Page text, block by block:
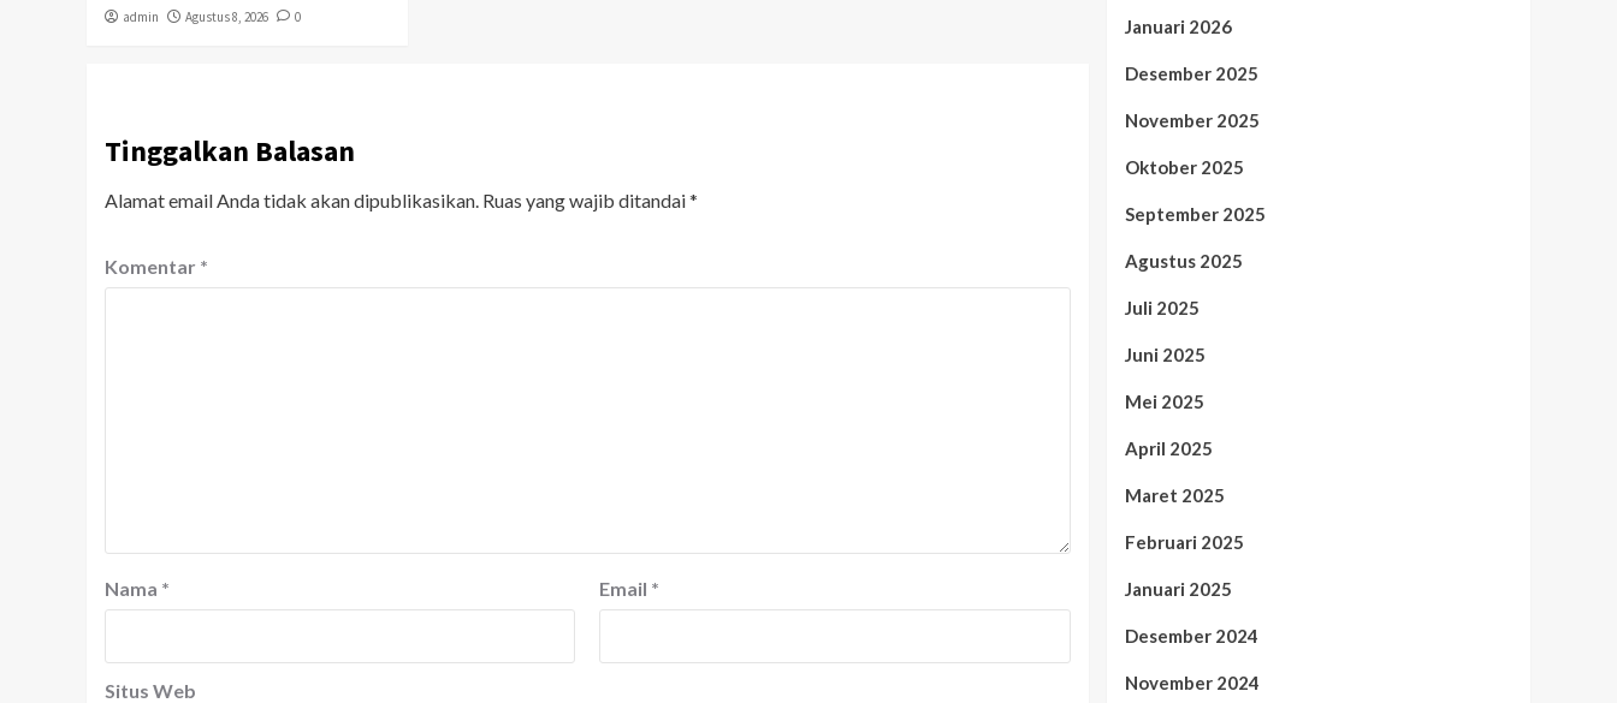
admin Agustus 8, 2026 0
Tinggalkan Balasan
Alamat email Anda tidak akan dipublikasikan. Ruas yang wajib ditandai*
Komentar *
Nama * Email *
Situs Web
Januari 2026
Desember 2025
November 2025
Oktober 2025
September 2025
Agustus 2025
Juli 2025
Juni 2025
Mei 2025
April 2025
Maret 2025
Februari 2025
Januari 2025
Desember 2024
November 2024